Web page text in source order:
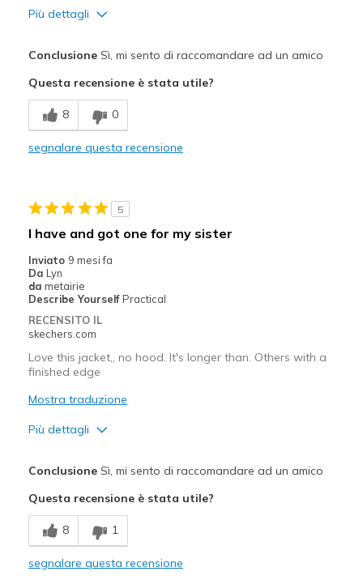
Più dettagli
Comfortable
Durable
Casual Wear
Travel
Width
Sizing
View On Shoes
I'm Into Shoes
ConclusioneSì, mi sento di raccomandare ad un amico
Questa recensione è stata utile?
8 0
segnalare questa recensione
5
I have and got one for my sister
Inviato 9 mesi fa
Da Lyn
da metairie
Describe Yourself Practical
RECENSITO IL
skechers.com
Love this jacket,, no hood. It's longer than. Others with a
finished edge
Mostra traduzione
Più dettagli
Comfortable
Stylish
ConclusioneSì, mi sento di raccomandare ad un amico
Questa recensione è stata utile?
8 1
segnalare questa recensione